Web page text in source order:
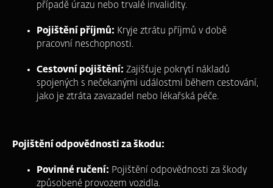
případě úrazu nebo trvalé invalidity.
Pojištění příjmů: Kryje ztrátu příjmů v době
pracovní neschopnosti.
Cestovní pojištění: Zajišťuje pokrytí nákladů
spojených s nečekanými událostmi během cestování,
jako je ztráta zavazadel nebo lékařská péče.
Pojištění odpovědnosti za škodu:
Povinné ručení: Pojištění odpovědnosti za škody
způsobené provozem vozidla.